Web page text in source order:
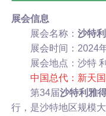
展会信息
展会名称： 沙特
展会时间：2024年
展会地点：沙特
中国总代：新天国
第34届沙特利雅
行，是沙特地区规模